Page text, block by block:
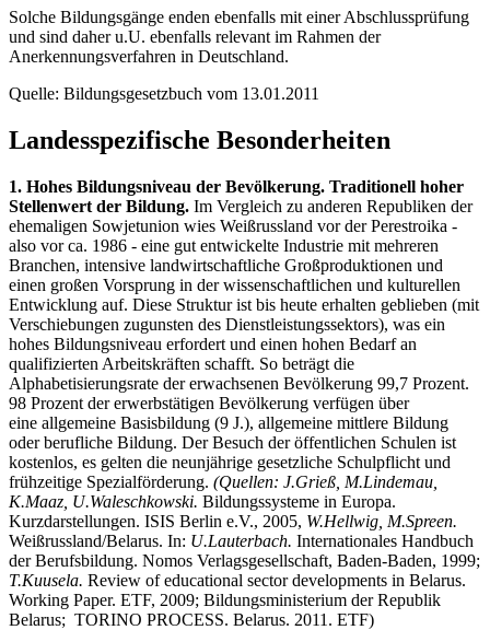
Solche Bildungsgänge enden ebenfalls mit einer Abschlussprüfung
und sind daher u.U. ebenfalls relevant im Rahmen der
Anerkennungsverfahren in Deutschland.
Quelle: Bildungsgesetzbuch vom 13.01.2011
Landesspezifische Besonderheiten
1. Hohes Bildungsniveau der Bevölkerung. Traditionell hoher
Stellenwert der Bildung. Im Vergleich zu anderen Republiken der
ehemaligen Sowjetunion wies Weißrussland vor der Perestroika -
also vor ca. 1986 - eine gut entwickelte Industrie mit mehreren
Branchen, intensive landwirtschaftliche Großproduktionen und
einen großen Vorsprung in der wissenschaftlichen und kulturellen
Entwicklung auf. Diese Struktur ist bis heute erhalten geblieben (mit
Verschiebungen zugunsten des Dienstleistungssektors), was ein
hohes Bildungsniveau erfordert und einen hohen Bedarf an
qualifizierten Arbeitskräften schafft. So beträgt die
Alphabetisierungsrate der erwachsenen Bevölkerung 99,7 Prozent.
98 Prozent der erwerbstätigen Bevölkerung verfügen über
eine allgemeine Basisbildung (9 J.), allgemeine mittlere Bildung
oder berufliche Bildung. Der Besuch der öffentlichen Schulen ist
kostenlos, es gelten die neunjährige gesetzliche Schulpflicht und
frühzeitige Spezialförderung. (Quellen: J.Grieß, M.Lindemau,
K.Maaz, U.Waleschkowski. Bildungssysteme in Europa.
Kurzdarstellungen. ISIS Berlin e.V., 2005, W.Hellwig, M.Spreen.
Weißrussland/Belarus. In: U.Lauterbach. Internationales Handbuch
der Berufsbildung. Nomos Verlagsgesellschaft, Baden-Baden, 1999;
T.Kuusela. Review of educational sector developments in Belarus.
Working Paper. ETF, 2009; Bildungsministerium der Republik
Belarus; TORINO PROCESS. Belarus. 2011. ETF)